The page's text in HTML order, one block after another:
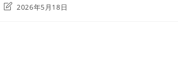
Post2026年5月18日